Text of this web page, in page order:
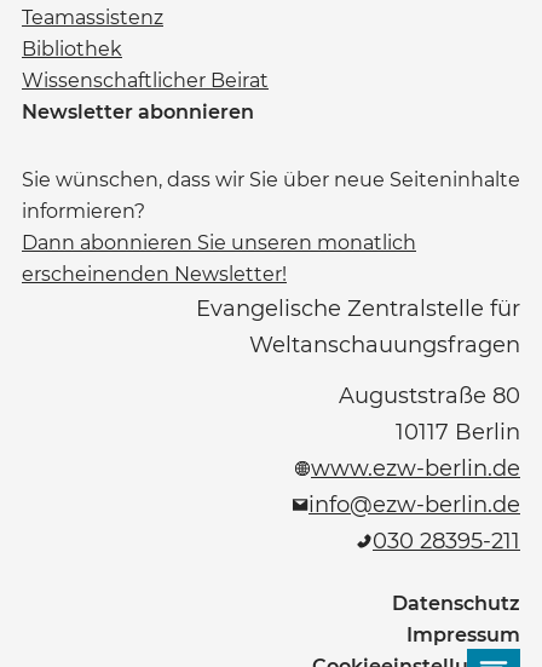
Teamassistenz
Bibliothek
Wissenschaftlicher Beirat
Newsletter abonnieren
Sie wünschen, dass wir Sie über neue Seiteninhalte
informieren?
Dann abonnieren Sie unseren monatlich
erscheinenden Newsletter!
Evangelische Zentralstelle für
Weltanschauungsfragen
Auguststraße 80
10117 Berlin
www.ezw-berlin.de
info@ezw-berlin.de
030 28395-211
Datenschutz
Impressum